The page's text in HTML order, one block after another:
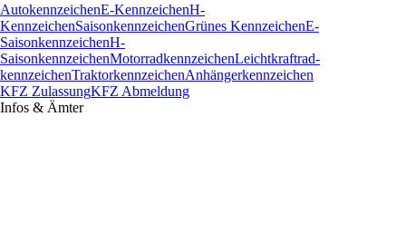
AutokennzeichenE-KennzeichenH-
KennzeichenSaisonkennzeichenGrünes KennzeichenE-
SaisonkennzeichenH-
SaisonkennzeichenMotorradkennzeichenLeichtkraftrad­
kennzeichenTraktorkennzeichenAnhängerkennzeichen
KFZ ZulassungKFZ Abmeldung
Infos & Ämter